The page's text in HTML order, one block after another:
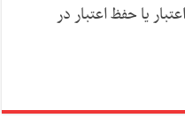
یا حفظ اعتبار در